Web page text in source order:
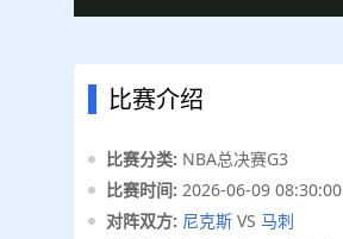
比赛介绍
比赛分类: NBA总决赛G3
比赛时间: 2026-06-09 08:30:00
对阵双方: 尼克斯 VS 马刺